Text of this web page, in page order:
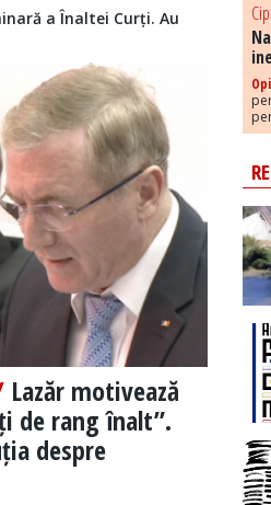
a Înaltei Curți. Au
Lazăr motivează
de rang înalt”.
despre